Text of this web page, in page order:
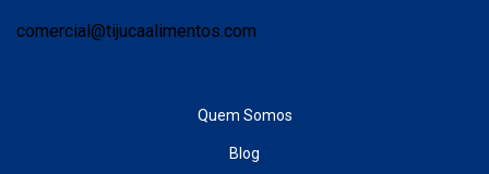
comercial@tijucaalimentos.com
Quem Somos
Blog